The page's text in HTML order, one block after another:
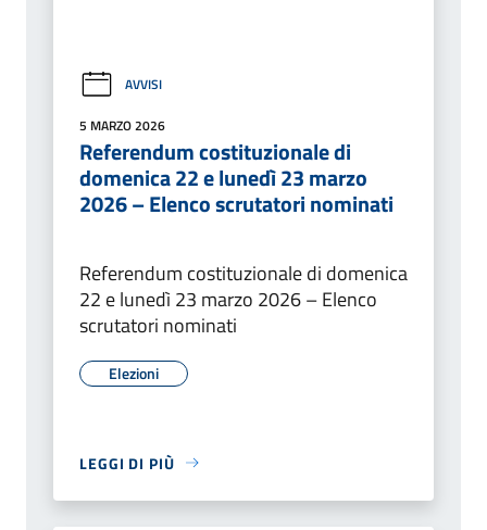
AVVISI
5 MARZO 2026
Referendum costituzionale di
domenica 22 e lunedì 23 marzo
2026 – Elenco scrutatori nominati
Referendum costituzionale di domenica
22 e lunedì 23 marzo 2026 – Elenco
scrutatori nominati
Elezioni
LEGGI DI PIÙ